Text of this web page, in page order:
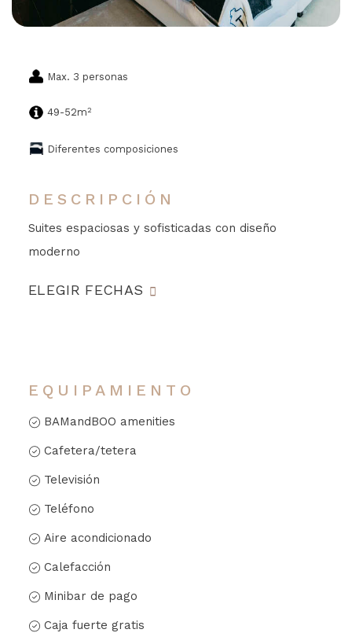
Max. 3 personas
49-52m2
Diferentes composiciones
DESCRIPCIÓN
Suites espaciosas y sofisticadas con diseño
moderno
ELEGIR FECHAS
EQUIPAMIENTO
BAMandBOO amenities
Cafetera/tetera
Televisión
Teléfono
Aire acondicionado
Calefacción
Minibar de pago
Caja fuerte gratis